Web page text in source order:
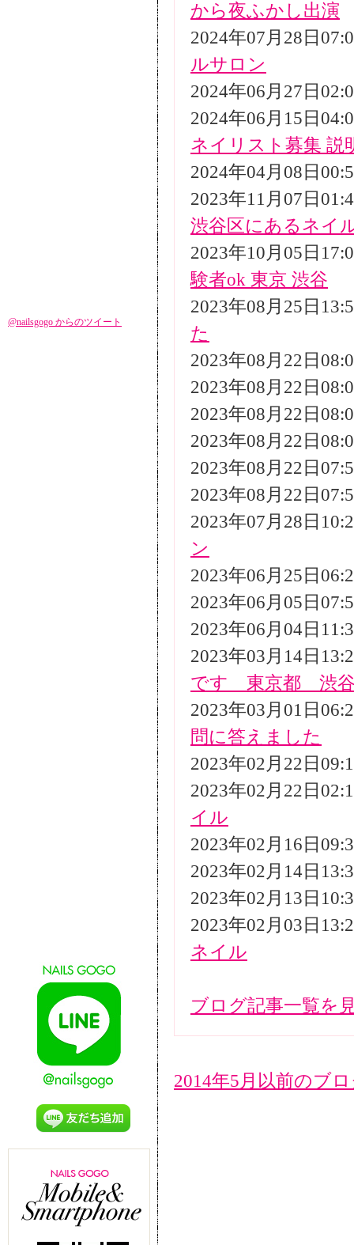
から夜ふかし出演
2024年07月28日
ルサロン
2024年06月27日
2024年06月15日
ネイリスト募集 説
2024年04月08日
2023年11月07日
渋谷区にあるネイ
2023年10月05日
験者ok 東京 渋谷
2023年08月25日
た
2023年08月22日
2023年08月22日
2023年08月22日
2023年08月22日
2023年08月22日
2023年08月22日
2023年07月28日
ン
2023年06月25日
2023年06月05日
2023年06月04日
2023年03月14日
です 東京都 渋
2023年03月01日
問に答えました
2023年02月22日
2023年02月22日
イル
2023年02月16日
2023年02月14日
2023年02月13日
2023年02月03日
ネイル
ブログ記事一覧を
2014年5月以前のブ
@nailsgogo からのツイート